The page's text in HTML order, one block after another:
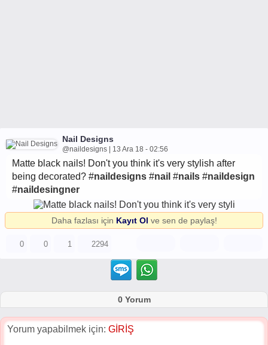
Nail Designs
@naildesigns | 13 Ara 18 - 02:56
Matte black nails! Don't you think it's very stylish after
being decorated? #naildesigns #nail #nails #naildesign
#naildesingner
Daha fazlası için Kayıt Ol ve sen de paylaş!
0 0 1 2294
0 Yorum
Yorum yapabilmek için: GİRİŞ